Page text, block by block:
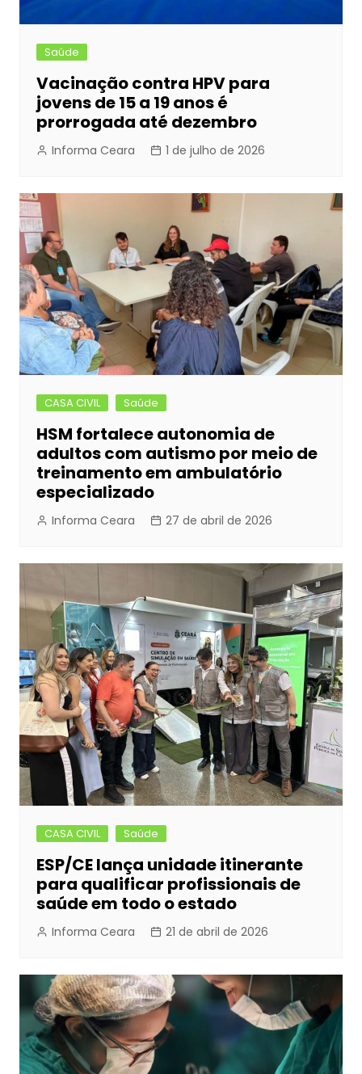
Saúde
Vacinação contra HPV para
jovens de 15 a 19 anos é
prorrogada até dezembro
Informa Ceara 1 de julho de 2026
CASA CIVIL Saúde
HSM fortalece autonomia de
adultos com autismo por meio de
treinamento em ambulatório
especializado
Informa Ceara 27 de abril de 2026
CASA CIVIL Saúde
ESP/CE lança unidade itinerante
para qualificar profissionais de
saúde em todo o estado
Informa Ceara 21 de abril de 2026